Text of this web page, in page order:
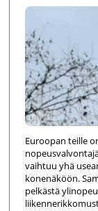
Euroopan teille
vaihtuu yhä
konenäköön.
pelkästä